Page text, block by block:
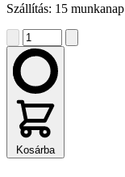
Szállítás: 15 munkanap
Kosárba